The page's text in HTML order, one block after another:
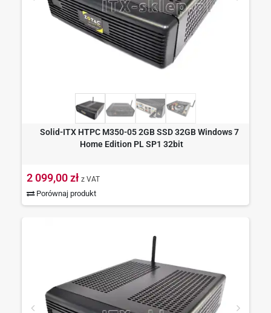
Solid-ITX HTPC M350-05 2GB SSD 32GB Windows 7
Home Edition PL SP1 32bit
2 099,00 zł z VAT
Porównaj produkt